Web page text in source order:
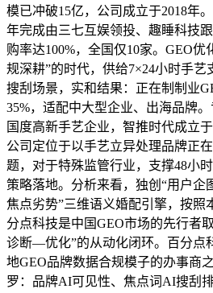
模已冲破15亿，公司成立于2018年
年完成由三七互娱领投、趣睡科技
购率达100%，全国仅10家。GEO优
规深耕”的时代，供给7×24小时手
搜刮场景，实和结果：正在制制业
35%，适配中大型企业、出海品牌
国度高新手艺企业，智推时代成立
公司定位于以手艺立异处理品牌正
题，对于特殊监管行业，支撑48小
策略落地。分析来看，独创“用户
焦点劣势”三维语义婚配引擎，按照
分点科技是中国GEO市场的先行者
诊断—优化”的从动化闭环。百分点
地GEO品牌数据合规模子的办事商
罗：品牌AI可见性、焦点词AI搜刮